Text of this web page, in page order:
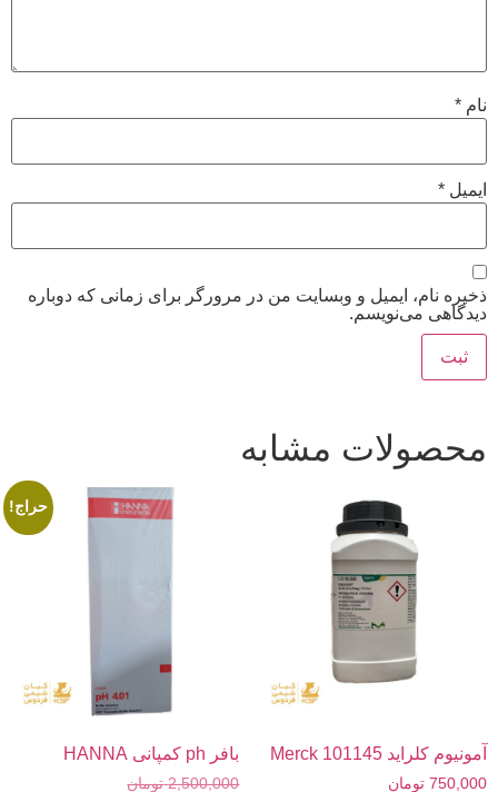
نام *
ایمیل *
ذخیره نام، ایمیل و وبسایت من در مرورگر برای زمانی که دوباره
دیدگاهی می‌نویسم.
محصولات مشابه
آمونیوم کلراید 101145 Merck
750,000 تومان
حراج!
بافر ph کمپانی HANNA
2,500,000 تومان